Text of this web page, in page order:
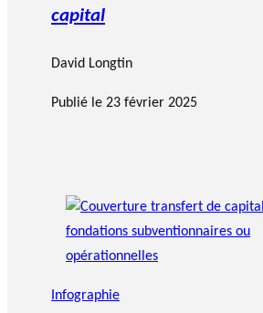
capital
David Longtin
Publié le 23 février 2025
Infographie